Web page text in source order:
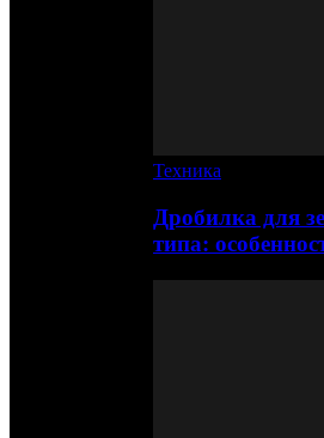
Техника
Дробилка для
типа: